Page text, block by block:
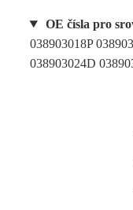
OE čísla pro
038903018P
038903024D